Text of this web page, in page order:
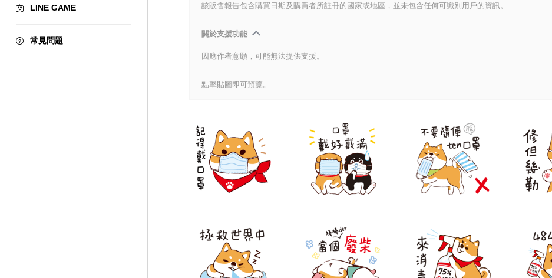
LINE GAME
常見問題
該販售報告包含購買日期及購買者所註冊的國家或地區，並未包含任何可識別用戶的資訊。
關於支援功能
因應作者意願，可能無法提供支援。
點擊貼圖即可預覽。